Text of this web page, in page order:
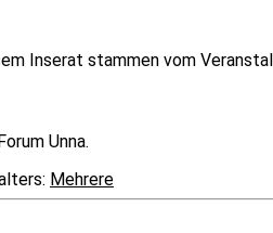
Inserat stammen vom
Unna.
Mehrere